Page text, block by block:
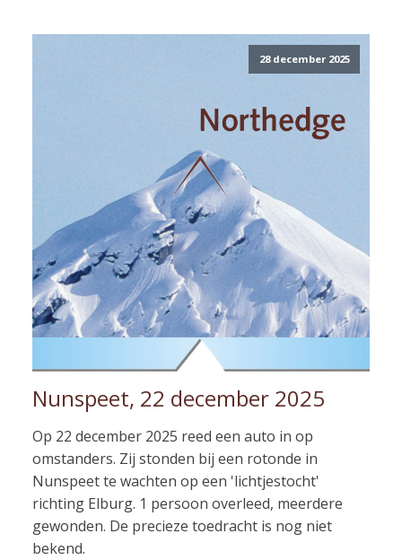
28 december 2025
Nunspeet, 22 december 2025
Op 22 december 2025 reed een auto in op
omstanders. Zij stonden bij een rotonde in
Nunspeet te wachten op een 'lichtjestocht'
richting Elburg. 1 persoon overleed, meerdere
gewonden. De precieze toedracht is nog niet
bekend.